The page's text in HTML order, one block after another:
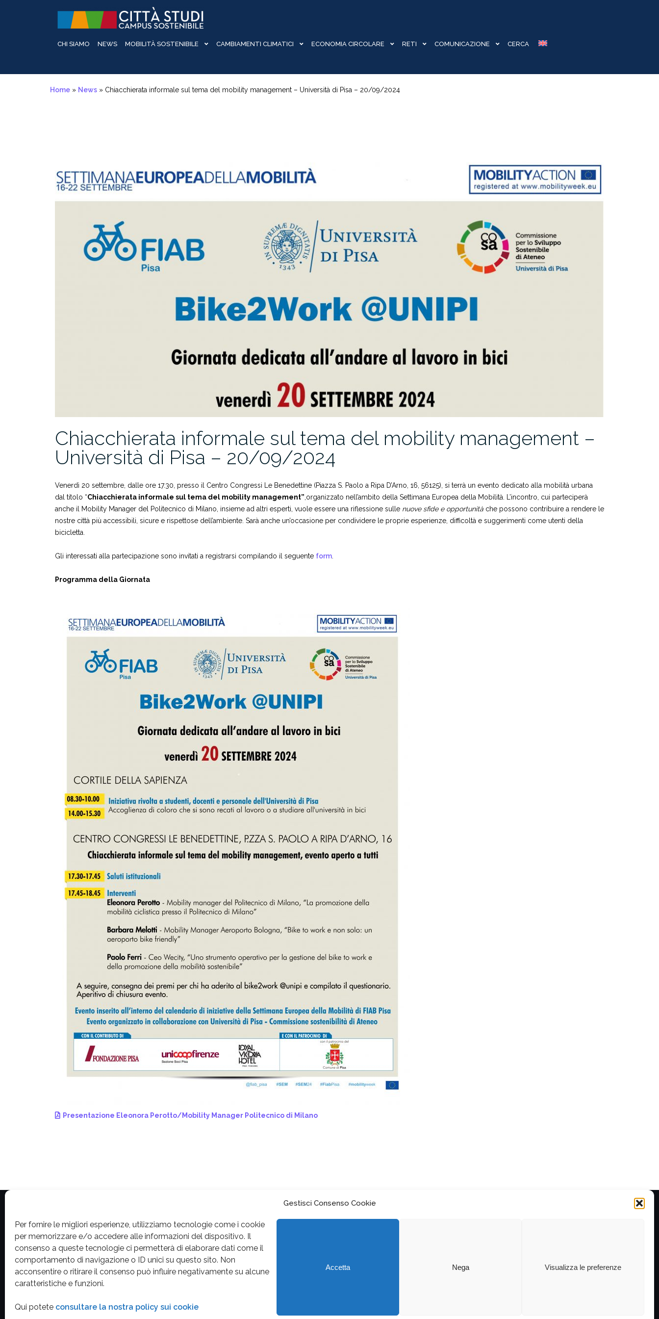
Gestisci Consenso Cookie
Per fornire le migliori esperienze, utilizziamo tecnologie come i cookie
per memorizzare e/o accedere alle informazioni del dispositivo. Il
consenso a queste tecnologie ci permetterà di elaborare dati come il
comportamento di navigazione o ID unici su questo sito. Non
acconsentire o ritirare il consenso può influire negativamente su alcune
caratteristiche e funzioni.
Qui potete consultare la nostra policy sui cookie
Accetta Nega Visualizza le preferenze
CHI SIAMO NEWS MOBILITÀ SOSTENIBILE CAMBIAMENTI CLIMATICI ECONOMIA CIRCOLARE RETI COMUNICAZIONE CERCA
Home » News » Chiacchierata informale sul tema del mobility management – Università di Pisa – 20/09/2024
Chiacchierata informale sul tema del mobility management –
Università di Pisa – 20/09/2024
Venerdì 20 settembre, dalle ore 17.30, presso il Centro Congressi Le Benedettine (Piazza S. Paolo a Ripa D’Arno, 16, 56125), si terrà un evento dedicato alla mobilità urbana
dal titolo “Chiacchierata informale sul tema del mobility management” ,organizzato nell’ambito della Settimana Europea della Mobilità. L’incontro, cui parteciperà
anche il Mobility Manager del Politecnico di Milano, insieme ad altri esperti, vuole essere una riflessione sulle nuove sfide e opportunità che possono contribuire a rendere le
nostre città più accessibili, sicure e rispettose dell’ambiente. Sarà anche un’occasione per condividere le proprie esperienze, difficoltà e suggerimenti come utenti della
bicicletta.
Gli interessati alla partecipazione sono invitati a registrarsi compilando il seguente form
Programma della Giornata
Presentazione Eleonora Perotto/Mobility Manager Politecnico di Milano
Privacy Policy
Contatta la redazione